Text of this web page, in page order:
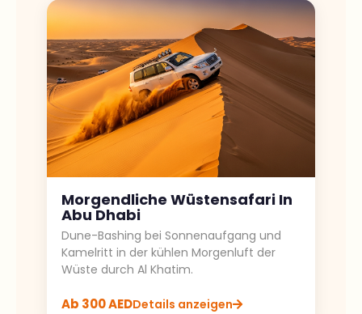
Morgendliche Wüstensafari In
Abu Dhabi
Dune-Bashing bei Sonnenaufgang und
Kamelritt in der kühlen Morgenluft der
Wüste durch Al Khatim.